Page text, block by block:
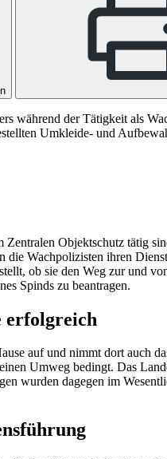
während der Tätigkeit als
Umkleide- und
Objektschutz tätig
die Wachpolizisten ihren
ob sie den Weg zur und
Spinds zu beantragen.
erfolgreich
auf und nimmt dort auch
Umweg bedingt. Das
wurden dagegen im